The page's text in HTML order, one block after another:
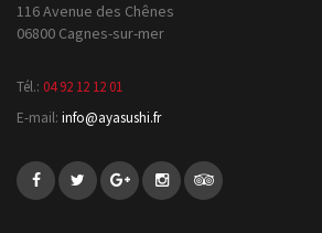
116 Avenue des Chênes
06800 Cagnes-sur-mer
Tél.: 04 92 12 12 01
E-mail: info@ayasushi.fr